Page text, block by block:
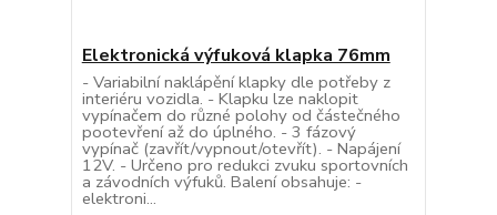
Elektronická výfuková klapka 76mm
- Variabilní naklápění klapky dle potřeby z
interiéru vozidla. - Klapku lze naklopit
vypínačem do různé polohy od částečného
pootevření až do úplného. - 3 fázový
vypínač (zavřít/vypnout/otevřít). - Napájení
12V. - Určeno pro redukci zvuku sportovních
a závodních výfuků. Balení obsahuje: -
elektroni...